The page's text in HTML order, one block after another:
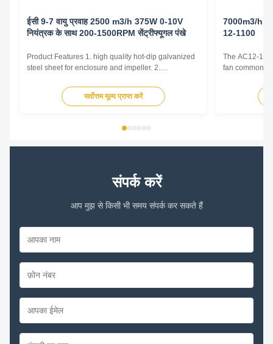
ईसी 9-7 वायु प्रवाह 2500 m3/h 375W 0-10V
नियंत्रक के साथ 200-1500RPM सेंट्रीफ्यूगल पंखे
Product Features 1. high quality hot-dip galvanized
steel sheet for enclosure and impeller. 2.
small vibration. Main advantages 1. Experience and
good service. We professionally produce fan motors
सर्वोत्तम मूल्य प्राप्त करें
7000m3/h
12-1100
The AC12-12
fan commonly
and various
by
संपर्क करें
आप मुझ से किसी भी समय संपर्क कर सकते हैं